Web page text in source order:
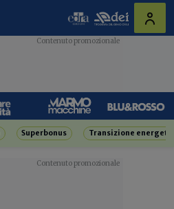
Superbonus Transizione